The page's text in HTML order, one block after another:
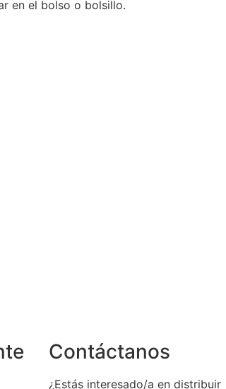
en el bolso o bolsillo.
Contáctanos
¿Estás interesado/a en distribuir